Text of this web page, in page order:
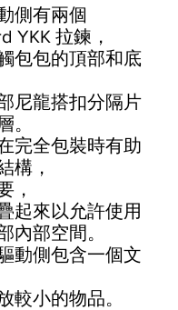
側有兩個
YKK 拉鍊，
包包的頂部和底
尼龍搭扣分隔片
。
完全包裝時有助
構，
，
起來以允許使用
內部空間。
動側包含一個文
較小的物品。